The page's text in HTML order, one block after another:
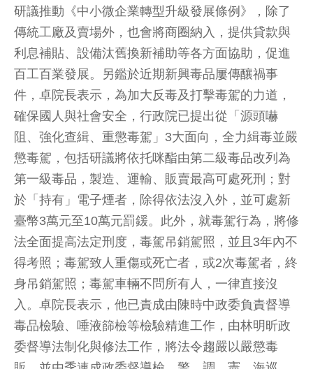
研議推動《中小微企業轉型升級發展條例》，除了
傳統工廠及賣場外，也會將商圈納入，提供貸款與
利息補貼、設備汰舊換新補助等各方面協助，促進
百工百業發展。另鑑於近期新興毒品屢傳釀禍事
件，卓院長表示，為加大反毒及打擊毒駕的力道，
確保國人與社會安全，行政院已提出從「源頭嚇
阻、強化查緝、重懲毒駕」3大面向，全力緝毒並嚴
懲毒駕，包括研議將依托咪酯由第二級毒品改列為
第一級毒品，製造、運輸、販賣最高可處死刑；對
於「持有」電子煙者，除得依法沒入外，並可處新
臺幣3萬元至10萬元罰鍰。此外，就毒駕行為，將修
法全面提高法定刑度，毒駕吊銷駕照，並且3年內不
得考照；毒駕致人重傷或死亡者，或2次毒駕者，終
身吊銷駕照；毒駕車輛不問所有人，一律直接沒
入。卓院長表示，他已責成由陳時中政委負責督導
毒品檢驗、唾液篩檢等檢驗精進工作，由林明昕政
委督導法制化與修法工作，將法令趨嚴以嚴懲毒